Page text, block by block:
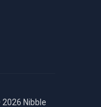
Nibble